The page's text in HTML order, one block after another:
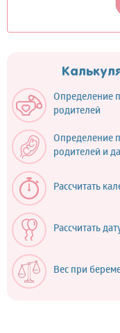
Определение
родителей
Определение
родителей и
Рассчитать
Рассчитать
Вес при